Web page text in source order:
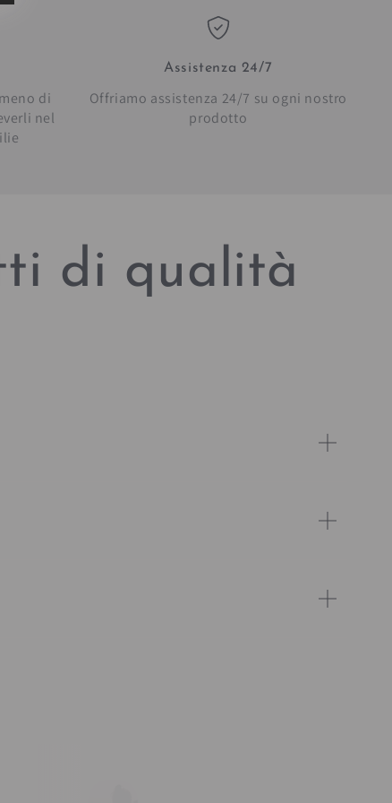
di
nel
Assistenza 24/7
Offriamo assistenza 24/7 su ogni nostro
prodotto
di qualità